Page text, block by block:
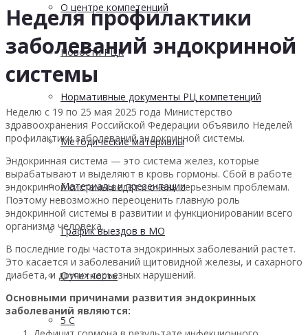
О центре компетенций
Новости РЦК
Нормативные документы РЦ компетенций
Методические материалы
Материалы и презентации
График выездов в МО
Отчетность
5 С
Неделя профилактики
заболеваний эндокринной
системы
Неделю с 19 по 25 мая 2025 года Министерство
здравоохранения Российской Федерации объявило Неделей
профилактики заболеваний эндокринной системы.
Эндокринная система — это система желез, которые
вырабатывают и выделяют в кровь гормоны. Сбой в работе
эндокринной системы ведет к очень серьезным проблемам.
Поэтому невозможно переоценить главную роль
эндокринной системы в развитии и функционировании всего
организма человека.
В последние годы частота эндокринных заболеваний растет.
Это касается и заболеваний щитовидной железы, и сахарного
диабета, и других серьезных нарушений.
Основными причинами развития эндокринных
заболеваний являются: